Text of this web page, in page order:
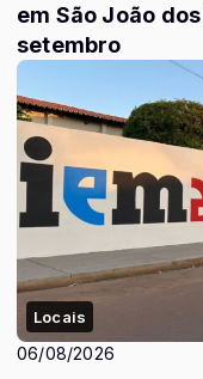
em São João
setembro
Locais
06/08/2026